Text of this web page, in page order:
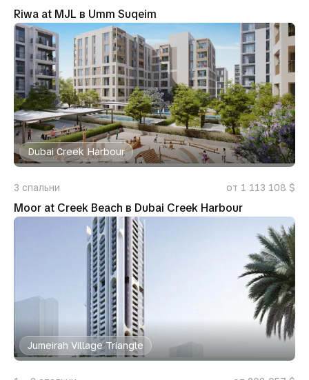
Riwa at MJL в Umm Suqeim
Dubai Creek Harbour
3 спальни от 1 113 108 $
Moor at Creek Beach в Dubai Creek Harbour
Jumeirah Village Triangle